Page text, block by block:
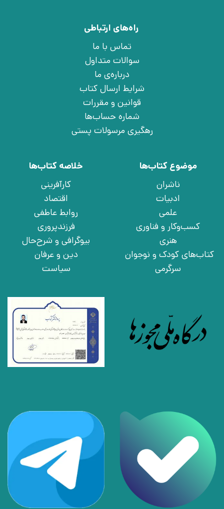
راه‌های ارتباطی
تماس با ما
سوالات متداول
درباره‌ی ما
شرایط ارسال کتاب
قوانین و مقررات
شماره حساب‌ها
رهگیری مرسولات پستی
موضوع کتاب‌ها
ناشران
ادبیات
علمی
کسب‌وکار و فناوری
هنری
کتاب‌های کودک و نوجوان
سرگرمی
خلاصه کتاب‌ها
کارآفرینی
اقتصاد
روابط عاطفی
فرزندپروری
بیوگرافی و شرح‌حال
دین و عرفان
سیاست